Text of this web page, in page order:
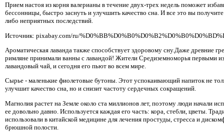
Прием настоя из корня валерианы в течение двух-трех недель поможет
бессонницы, быстро заснуть и улучшить качество сна. И все это вы получите
либо неприятных последствий.
Источник: pixabay.com/ru/
Ароматическая лаванда также способствует здоровому сну.Даже древние
римляне принимали ванны с лавандой! Жители Средиземноморья первыми
лавандовый чай, и сегодня его пьют во всем мире.
Сырье - маленькие фиолетовые бутоны. Этот успокаивающий напиток не
улучшит качество сна, но и снизит частоту сердечных сокращений.
Магнолия растет на Земле около ста миллионов лет, поэтому люди начали
ее довольно давно. Используется каждая его часть: кора, стебли, цветы.
использовали в китайской медицине для лечения простуды, стресса и
брюшной полости.